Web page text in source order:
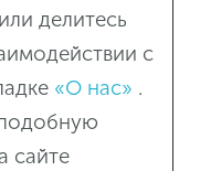
делитесь
с
«О нас» .
сайте